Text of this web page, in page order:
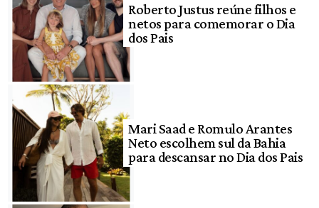
Roberto Justus reúne filhos e
netos para comemorar o Dia
dos Pais
Mari Saad e Romulo Arantes
Neto escolhem sul da Bahia
para descansar no Dia dos Pais